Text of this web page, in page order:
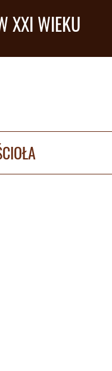
XXI WIEKU